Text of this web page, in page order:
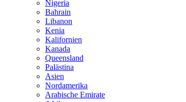
Nigeria
Bahrain
Libanon
Kenia
Kalifornien
Kanada
Queensland
Palästina
Asien
Nordamerika
Arabische Emirate